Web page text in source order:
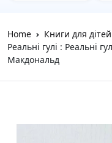
Home Книги для дітей
Реальні гулі : Реальні
Макдональд